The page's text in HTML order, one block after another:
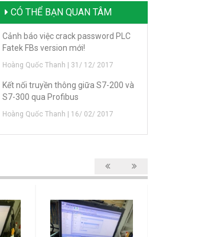
CÓ THỂ BẠN QUAN TÂM
Cảnh báo việc crack password PLC
Fatek FBs version mới!
Hoàng Quốc Thanh | 31/ 12/ 2017
Kết nối truyền thông giữa S7-200 và
S7-300 qua Profibus
Hoàng Quốc Thanh | 16/ 02/ 2017